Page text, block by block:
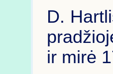
D.
ir mirė